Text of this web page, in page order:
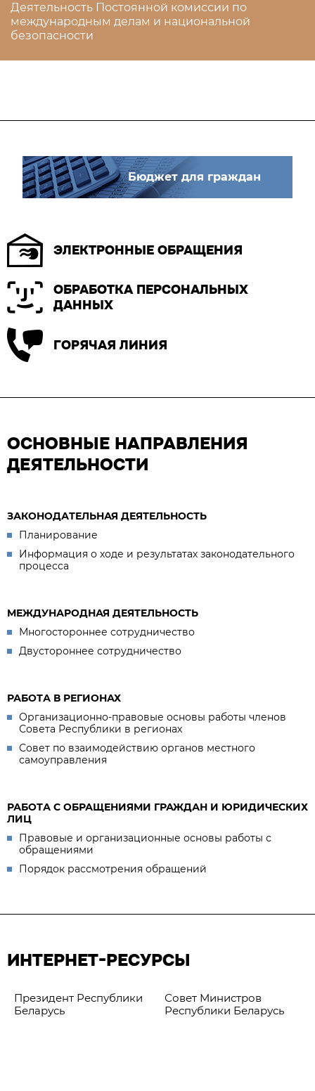
Деятельность Постоянной комиссии по
международным делам и национальной
безопасности
Бюджет для граждан
ЭЛЕКТРОННЫЕ ОБРАЩЕНИЯ
ОБРАБОТКА ПЕРСОНАЛЬНЫХ
ДАННЫХ
ГОРЯЧАЯ ЛИНИЯ
ОСНОВНЫЕ НАПРАВЛЕНИЯ
ДЕЯТЕЛЬНОСТИ
ЗАКОНОДАТЕЛЬНАЯ ДЕЯТЕЛЬНОСТЬ
Планирование
Информация о ходе и результатах законодательного
процесса
МЕЖДУНАРОДНАЯ ДЕЯТЕЛЬНОСТЬ
Многостороннее сотрудничество
Двустороннее сотрудничество
РАБОТА В РЕГИОНАХ
Организационно-правовые основы работы членов
Совета Республики в регионах
Совет по взаимодействию органов местного
самоуправления
РАБОТА С ОБРАЩЕНИЯМИ ГРАЖДАН И ЮРИДИЧЕСКИХ
ЛИЦ
Правовые и организационные основы работы с
обращениями
Порядок рассмотрения обращений
ИНТЕРНЕТ-РЕСУРСЫ
Президент Республики
Беларусь
Совет Министров
Республики Беларусь